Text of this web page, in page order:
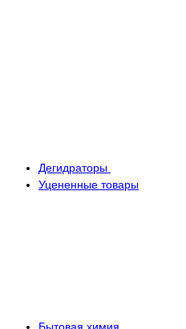
Дегидраторы
Уцененные товары
Бытовая химия